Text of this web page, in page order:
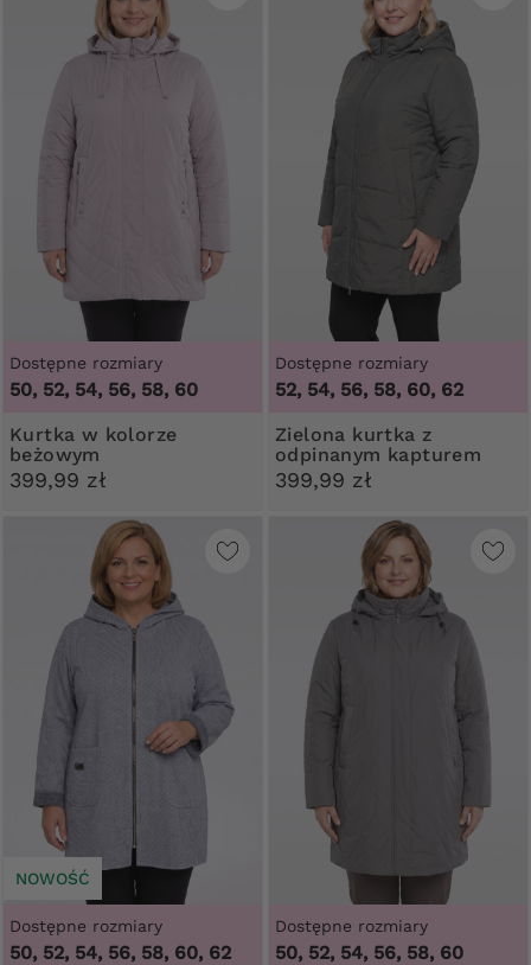
Dostępne rozmiary
50, 52, 54, 56, 58, 60
Kurtka w kolorze
beżowym
399,99 zł
Dostępne rozmiary
52, 54, 56, 58, 60, 62
Zielona kurtka z
odpinanym kapturem
399,99 zł
NOWOŚĆ
Dostępne rozmiary
50, 52, 54, 56, 58, 60, 62
Dostępne rozmiary
50, 52, 54, 56, 58, 60